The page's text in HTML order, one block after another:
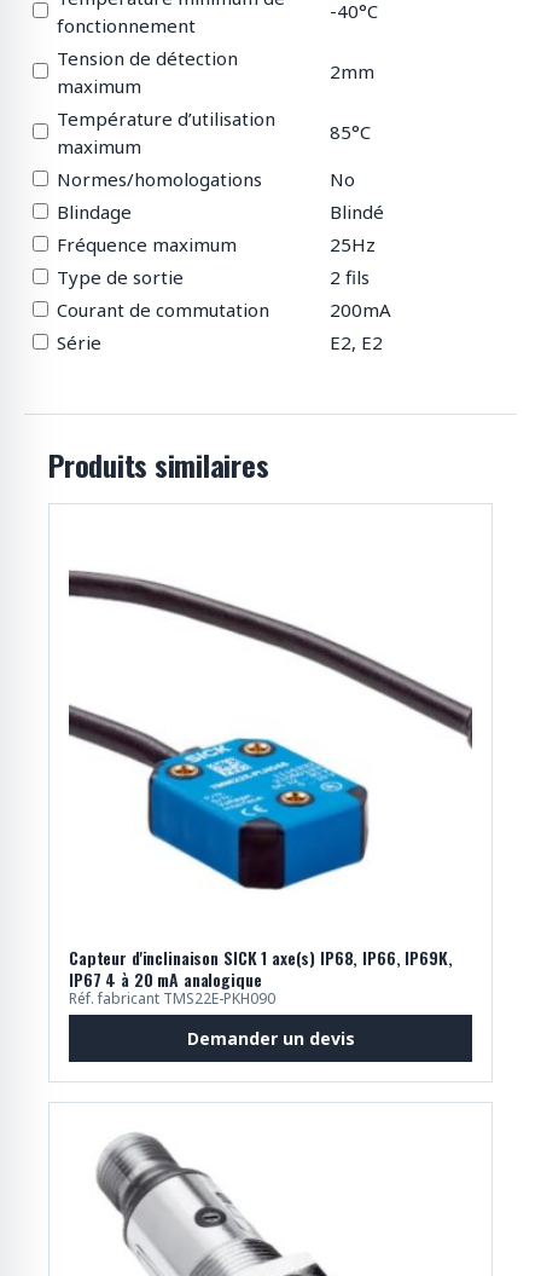
fonctionnement
-40°C
Tension de détection
maximum
2mm
Température d’utilisation
maximum
85°C
Normes/homologations
No
Blindage
Blindé
Fréquence maximum
25Hz
Type de sortie
2 fils
Courant de commutation
200mA
Série
E2, E2
Produits similaires
Capteur d'inclinaison SICK 1 axe(s) IP68, IP66, IP69K,
IP67 4 à 20 mA analogique
Réf. fabricant TMS22E-PKH090
Demander un devis